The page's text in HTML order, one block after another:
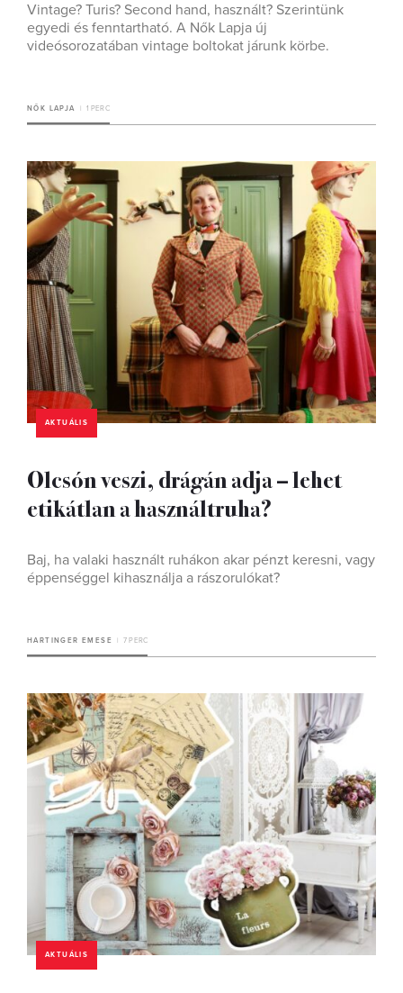
Vintage? Turis? Second hand, használt? Szerintünk
egyedi és fenntartható. A Nők Lapja új
videósorozatában vintage boltokat járunk körbe.
NŐK LAPJA 1 PERC
AKTUÁLIS
Olcsón veszi, drágán adja – lehet
etikátlan a használtruha?
Baj, ha valaki használt ruhákon akar pénzt keresni, vagy
éppenséggel kihasználja a rászorulókat?
HARTINGER EMESE 7 PERC
AKTUÁLIS